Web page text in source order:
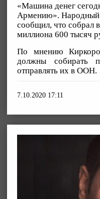
«Машина денег
Армению». Народный
сообщил, что собрал
миллиона 600 тысяч
По мнению
должны собирать
отправлять их в ООН.
7.10.2020 17:11